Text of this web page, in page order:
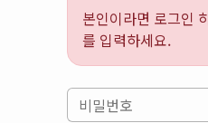
본인이라면 로그인
를 입력하세요.